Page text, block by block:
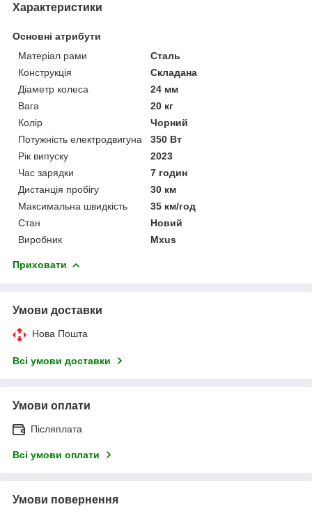
Характеристики
Основні атрибути
Матеріал рами
Сталь
Конструкція
Складана
Діаметр колеса
24 мм
Вага
20 кг
Колір
Чорний
Потужність електродвигуна
350 Вт
Рік випуску
2023
Час зарядки
7 годин
Дистанція пробігу
30 км
Максимальна швидкість
35 км/год
Стан
Новий
Виробник
Mxus
Приховати
Умови доставки
Нова Пошта
Всі умови доставки
Умови оплати
Післяплата
Всі умови оплати
Умови повернення